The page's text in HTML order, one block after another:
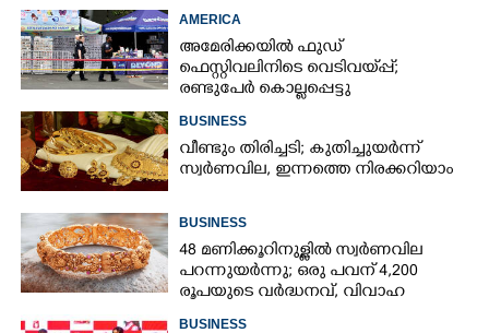
AMERICA
അമേരിക്കയിൽ ഫുഡ്
ഫെസ്റ്റിവലിനിടെ വെടിവയ്‌പ്പ്;
രണ്ടുപേർ കൊല്ലപ്പെട്ടു
BUSINESS
വീണ്ടും തിരിച്ചടി; കുതിച്ചുയർന്ന്
സ്വർണവില, ഇന്നത്തെ നിരക്കറിയാം
BUSINESS
48 മണിക്കൂറിനുള്ളിൽ സ്വർണവില
പറന്നുയർന്നു; ഒരു പവന് 4,200
രൂപയുടെ വർദ്ധനവ്, വിവാഹ
സീസണിൽ കനത്ത തിരിച്ചടി
BUSINESS